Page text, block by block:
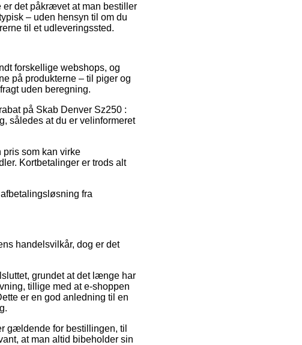
er det påkrævet at man bestiller
– uden hensyn til om du
til et udleveringssted.
forskellige webshops, og
på produkterne – til piger og
uden beregning.
på Skab Denver Sz250 :
således at du er velinformeret
pris som kan virke
Kortbetalinger er trods alt
fra
handelsvilkår, dog er det
grundet at det længe har
tillige med at e-shoppen
er en god anledning til en
gældende for bestillingen, til
at man altid bibeholder sin